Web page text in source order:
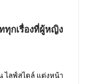
ทุกเรื่องที่ผู้หญิง
ไลฟ์สไตล์ แต่งหน้า